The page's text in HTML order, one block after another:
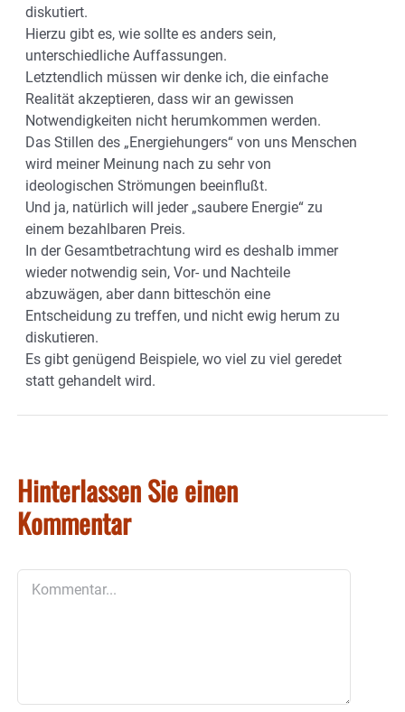
diskutiert.
Hierzu gibt es, wie sollte es anders sein,
unterschiedliche Auffassungen.
Letztendlich müssen wir denke ich, die einfache
Realität akzeptieren, dass wir an gewissen
Notwendigkeiten nicht herumkommen werden.
Das Stillen des „Energiehungers“ von uns Menschen
wird meiner Meinung nach zu sehr von
ideologischen Strömungen beeinflußt.
Und ja, natürlich will jeder „saubere Energie“ zu
einem bezahlbaren Preis.
In der Gesamtbetrachtung wird es deshalb immer
wieder notwendig sein, Vor- und Nachteile
abzuwägen, aber dann bitteschön eine
Entscheidung zu treffen, und nicht ewig herum zu
diskutieren.
Es gibt genügend Beispiele, wo viel zu viel geredet
statt gehandelt wird.
Hinterlassen Sie einen
Kommentar